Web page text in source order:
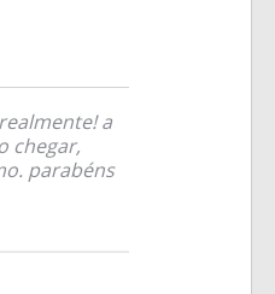
a
chegar,
parabéns